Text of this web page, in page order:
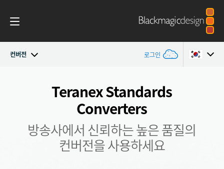
컨버전 로그인
Austria
Teranex Standards
Converters
방송사에서 신뢰하는 높은 품질의
컨버전을 사용하세요